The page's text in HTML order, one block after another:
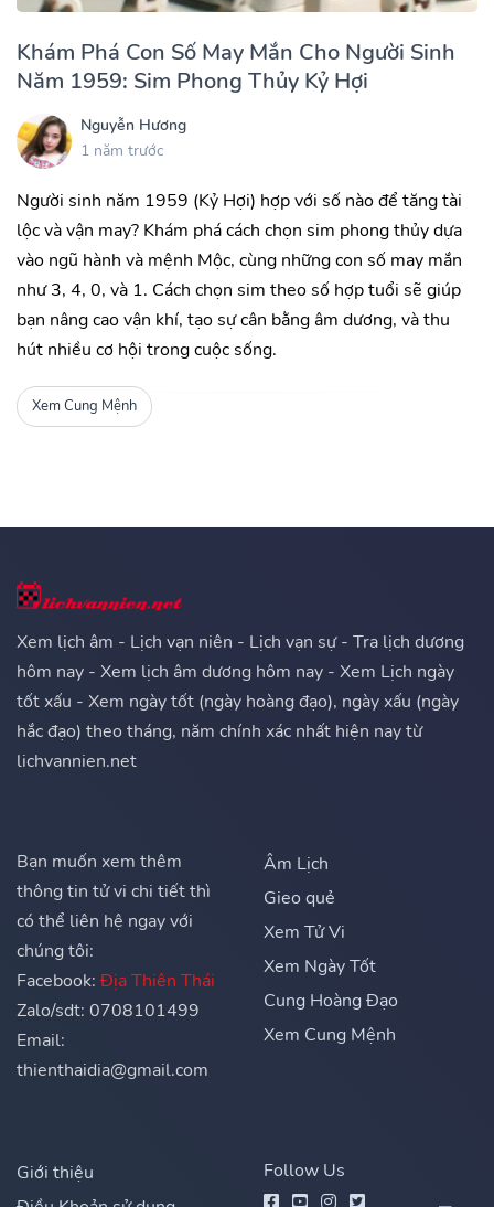
Khám Phá Con Số May Mắn Cho Người Sinh
Năm 1959: Sim Phong Thủy Kỷ Hợi
Nguyễn Hương
1 năm trước
Người sinh năm 1959 (Kỷ Hợi) hợp với số nào để tăng tài
lộc và vận may? Khám phá cách chọn sim phong thủy dựa
vào ngũ hành và mệnh Mộc, cùng những con số may mắn
như 3, 4, 0, và 1. Cách chọn sim theo số hợp tuổi sẽ giúp
bạn nâng cao vận khí, tạo sự cân bằng âm dương, và thu
hút nhiều cơ hội trong cuộc sống.
Xem Cung Mệnh
Xem lịch âm - Lịch vạn niên - Lịch vạn sự - Tra lịch dương
hôm nay - Xem lịch âm dương hôm nay - Xem Lịch ngày
tốt xấu - Xem ngày tốt (ngày hoàng đạo), ngày xấu (ngày
hắc đạo) theo tháng, năm chính xác nhất hiện nay từ
lichvannien.net
Bạn muốn xem thêm
thông tin tử vi chi tiết thì
có thể liên hệ ngay với
chúng tôi:
Facebook: Địa Thiên Thái
Zalo/sdt: 0708101499
Email:
thienthaidia@gmail.com
Âm Lịch
Gieo quẻ
Xem Tử Vi
Xem Ngày Tốt
Cung Hoàng Đạo
Xem Cung Mệnh
Giới thiệu
Follow Us